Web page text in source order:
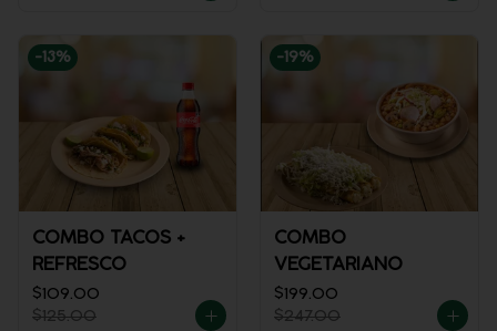
-13%
COMBO TACOS +
REFRESCO
$109.00
$125.00
-19%
COMBO
VEGETARIANO
$199.00
$247.00